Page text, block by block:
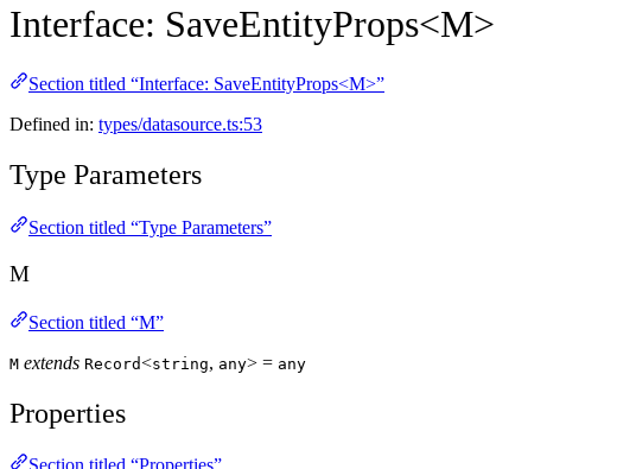
Interface: SaveEntityProps<M>
Section titled “Interface: SaveEntityProps<M>”
Defined in: types/datasource.ts:53
Type Parameters
Section titled “Type Parameters”
M
Section titled “M”
M extends Record<string, any> = any
Properties